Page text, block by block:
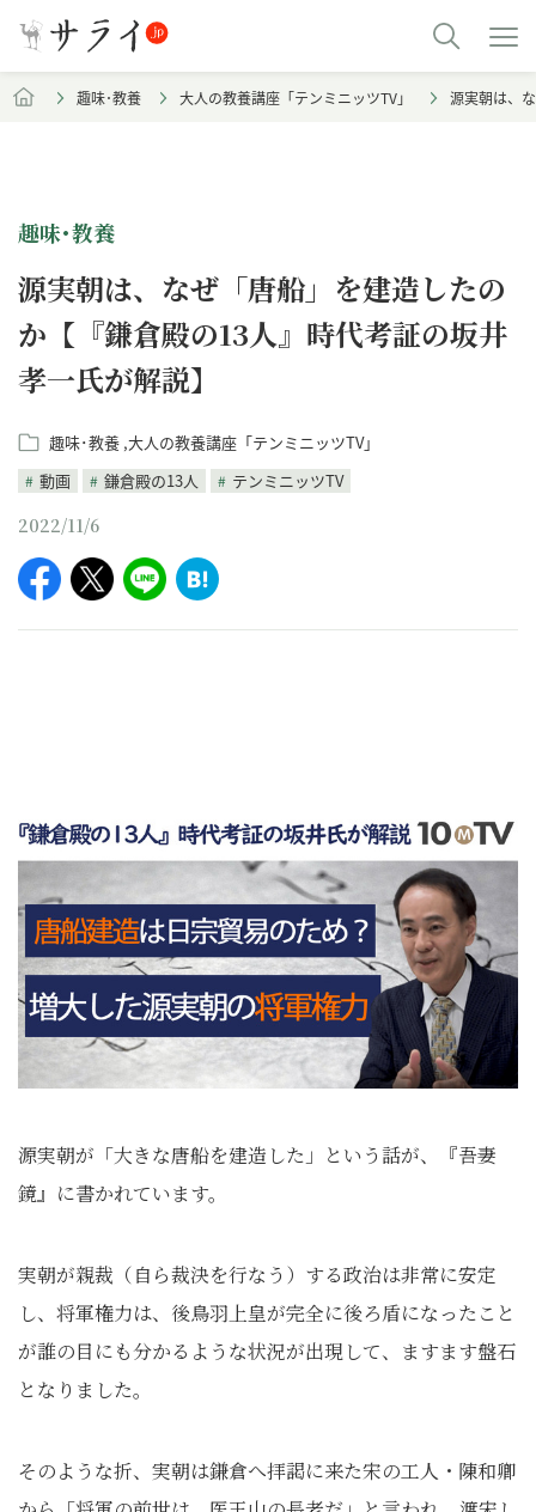
趣味･教養 大人の教養講座「テンミニッツTV」 源実朝は、
趣味･教養
源実朝は、なぜ「唐船」を建造したの
か【『鎌倉殿の13人』時代考証の坂井
孝一氏が解説】
趣味･教養 大人の教養講座「テンミニッツTV」
動画
鎌倉殿の13人 テンミニッツTV
2022/11/6
源実朝が「大きな唐船を建造した」という話が、『吾妻
鏡』に書かれています。
実朝が親裁（自ら裁決を行なう）する政治は非常に安定
し、将軍権力は、後鳥羽上皇が完全に後ろ盾になったこと
が誰の目にも分かるような状況が出現して、ますます盤石
となりました。
そのような折、実朝は鎌倉へ拝謁に来た宋の工人・陳和卿